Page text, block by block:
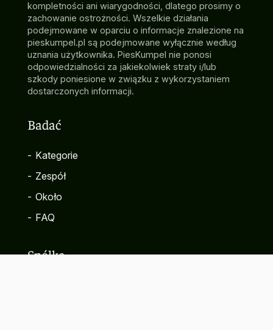
kompletności ani wiarygodności, dlatego prosimy o
zachowanie ostrożności. Wszelkie działania
podejmowane w oparciu o informacje znalezione na
pieskumpel.pl są podejmowane wyłącznie według
uznania użytkownika. PiesKumpel nie ponosi
odpowiedzialności za jakiekolwiek straty i/lub
szkody poniesione w związku z wykorzystaniem
dostarczonych informacji.
Badać
- Kategorie
- Zespół
- Około
- FAQ
Spółka